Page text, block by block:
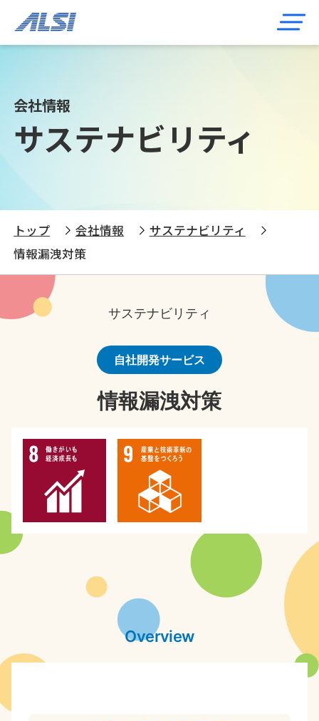
会社情報
サステナビリティ
トップ 会社情報
サステナビリティ
情報漏洩対策
サステナビリティ
自社開発サービス
情報漏洩対策
Overview